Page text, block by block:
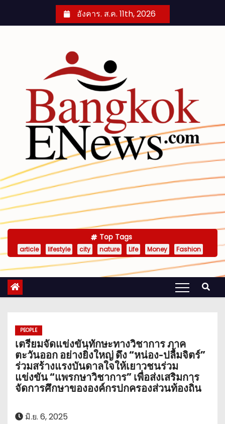
อังคาร. ส.ค. 11th, 2026
Top Tags
article lifestyle city nature Life Money Fashion
PEOPLE
เตรียมจัดแข่งขันทักษะทางวิชาการ ภาค
ตะวันออก อย่างยิ่งใหญ่ ดึง “หน่อง-ปลื้มจิตร์”
ร่วมสร้างแรงบันดาลใจให้เยาวชนร่วม
แข่งขัน “แพรกษาวิชาการ” เพื่อส่งเสริมการ
จัดการศึกษาขององค์กรปกครองส่วนท้องถิ่น
มิ.ย. 6, 2025